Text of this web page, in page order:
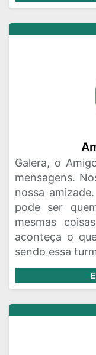
Galera, o
mensagens.
nossa
pode ser
mesmas
aconteça o
sendo essa